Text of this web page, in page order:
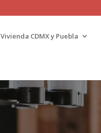
Vivienda CDMX y Puebla